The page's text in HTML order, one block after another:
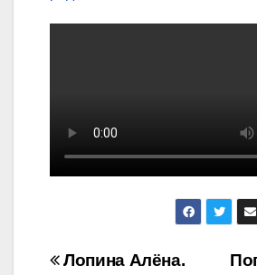
Навигация
Лопина Алёна.